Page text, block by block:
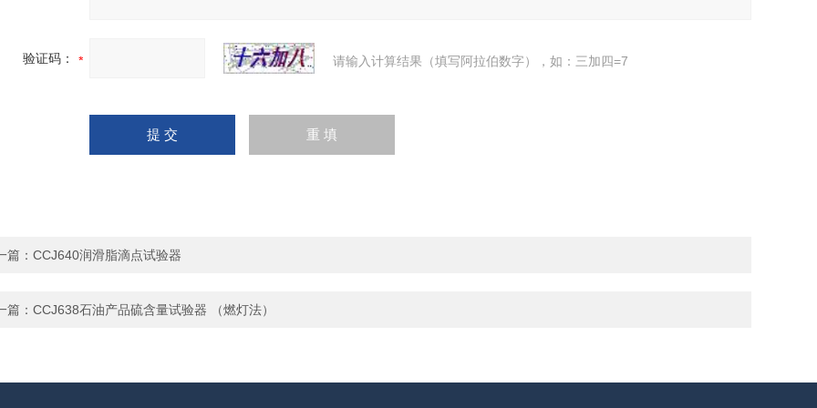
验证码： 请输入计算结果（填写阿拉伯数字），如：三加四=7
篇： CCJ640润滑脂滴点试验器
篇： CCJ638石油产品硫含量试验器 （燃灯法）